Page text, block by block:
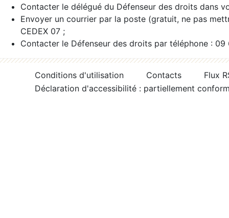
Contacter le délégué du Défenseur des droits dans
Envoyer un courrier par la poste (gratuit, ne pas
CEDEX 07 ;
Contacter le Défenseur des droits par téléphone :
Conditions d'utilisation Contacts
Flux
Déclaration d'accessibilité : partiellement